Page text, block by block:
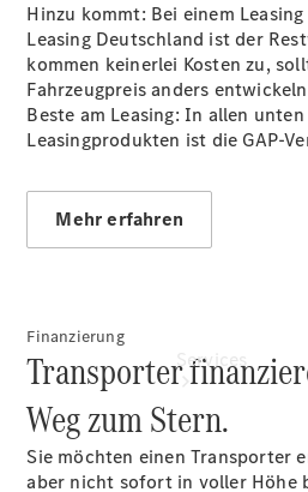
Übersicht
Digitale
Extras
Services
Hinzu kommt: Bei einem
Leasing Deutschland ist der
kommen keinerlei Kosten zu,
Fahrzeugpreis anders
Beste am Leasing: In allen
Leasingprodukten ist die GAP-
Mehr erfahren
Finanzierung
Transporter
Weg zum Stern.
Sie möchten einen Transporter
aber nicht sofort in voller Höhe